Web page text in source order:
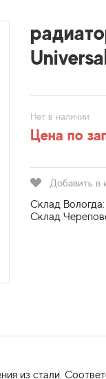
Universal
Нет в наличии
Цена по
Добавить в
Склад
Склад
из стали.